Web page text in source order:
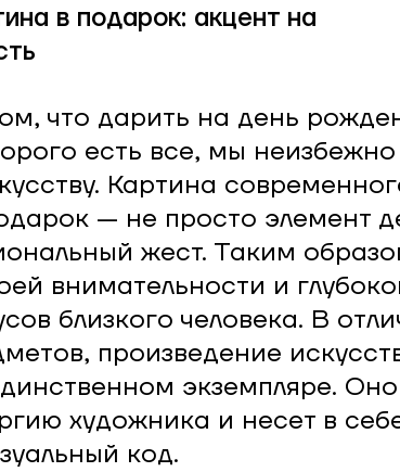
в подарок: акцент на
что дарить на день
есть все, мы неизбежно
Картина
— не просто элемент
жест. Таким
внимательности и
близкого человека. В
произведение
экземпляре. Оно
художника и несет в
код.